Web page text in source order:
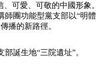
术 汽车 数智 5G
天气 才艺
可愛、可敬的中國形象
師團功能型黨支部以“
播的新路徑。
誕生地“三院遺址”。